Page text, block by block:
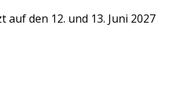
den 12. und 13. Juni 2027